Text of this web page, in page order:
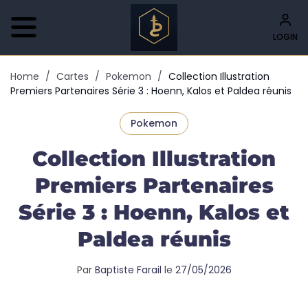
LOGIN
Home / Cartes / Pokemon / Collection Illustration
Premiers Partenaires Série 3 : Hoenn, Kalos et Paldea réunis
Pokemon
Collection Illustration
Premiers Partenaires
Série 3 : Hoenn, Kalos et
Paldea réunis
Par Baptiste Farail le 27/05/2026